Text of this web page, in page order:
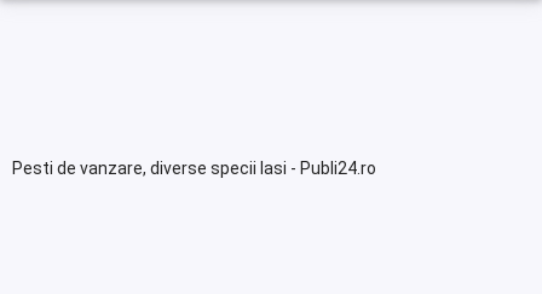
Pesti de vanzare, diverse specii Iasi - Publi24.ro